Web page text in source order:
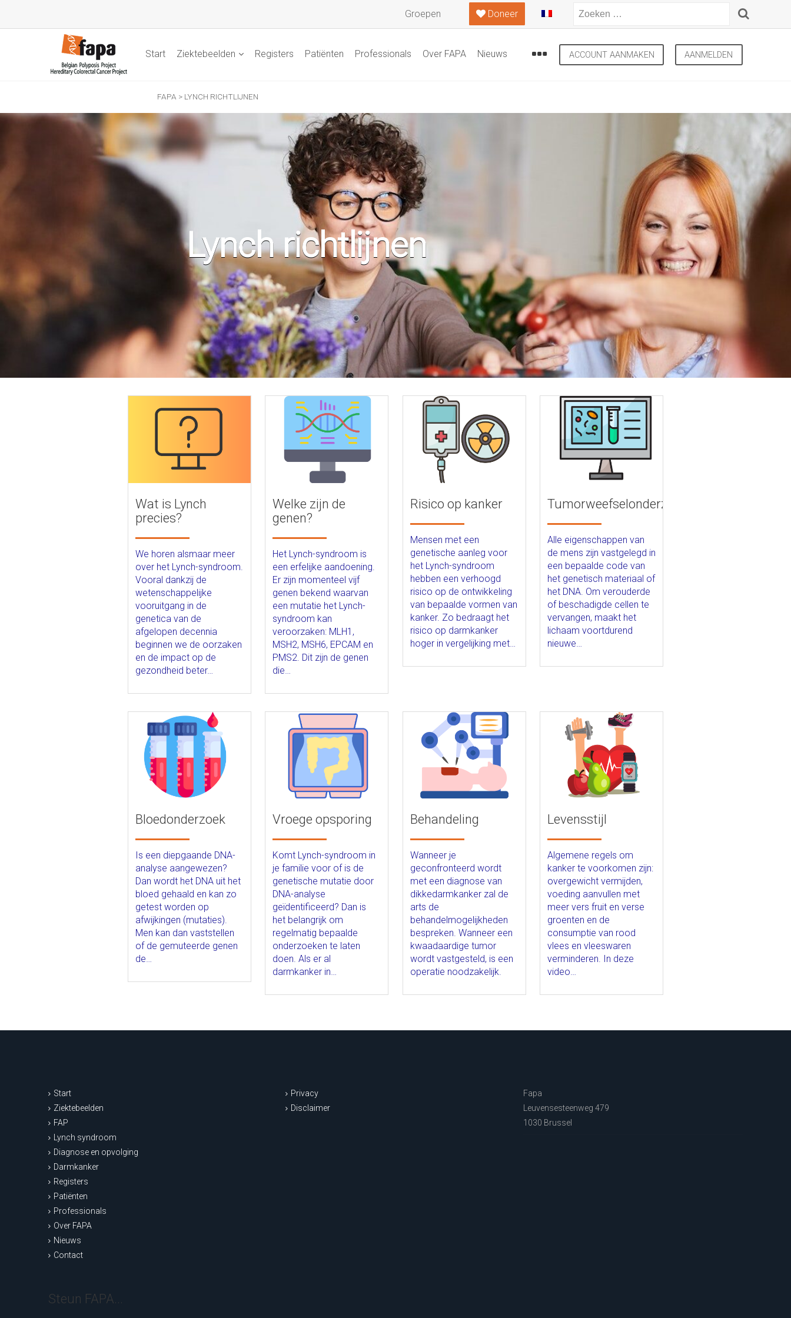
Groepen Doneer
Start Ziektebeelden Registers Patiënten Professionals Over FAPA Nieuws ACCOUNT AANMAKEN AANMELDEN
FAPA > LYNCH RICHTLIJNEN
Lynch richtlijnen
Wat is Lynch
precies?
We horen alsmaar meer
over het Lynch-syndroom.
Vooral dankzij de
wetenschappelijke
vooruitgang in de
genetica van de
afgelopen decennia
beginnen we de oorzaken
en de impact op de
gezondheid beter…
Welke zijn de
genen?
Het Lynch-syndroom is
een erfelijke aandoening.
Er zijn momenteel vijf
genen bekend waarvan
een mutatie het Lynch-
syndroom kan
veroorzaken: MLH1,
MSH2, MSH6, EPCAM en
PMS2. Dit zijn de genen
die…
Risico op kanker
Mensen met een
genetische aanleg voor
het Lynch-syndroom
hebben een verhoogd
risico op de ontwikkeling
van bepaalde vormen van
kanker. Zo bedraagt het
risico op darmkanker
hoger in vergelijking met…
Tumorweefselonderzoek
Alle eigenschappen van
de mens zijn vastgelegd in
een bepaalde code van
het genetisch materiaal of
het DNA. Om verouderde
of beschadigde cellen te
vervangen, maakt het
lichaam voortdurend
nieuwe…
Bloedonderzoek
Is een diepgaande DNA-
analyse aangewezen?
Dan wordt het DNA uit het
bloed gehaald en kan zo
getest worden op
afwijkingen (mutaties).
Men kan dan vaststellen
of de gemuteerde genen
de…
Vroege opsporing
Komt Lynch-syndroom in
je familie voor of is de
genetische mutatie door
DNA-analyse
geïdentificeerd? Dan is
het belangrijk om
regelmatig bepaalde
onderzoeken te laten
doen. Als er al
darmkanker in…
Behandeling
Wanneer je
geconfronteerd wordt
met een diagnose van
dikkedarmkanker zal de
arts de
behandelmogelijkheden
bespreken. Wanneer een
kwaadaardige tumor
wordt vastgesteld, is een
operatie noodzakelijk.
Levensstijl
Algemene regels om
kanker te voorkomen zijn:
overgewicht vermijden,
voeding aanvullen met
meer vers fruit en verse
groenten en de
consumptie van rood
vlees en vleeswaren
verminderen. In deze
video…
Start
Ziektebeelden
FAP
Lynch syndroom
Diagnose en opvolging
Darmkanker
Registers
Patiënten
Professionals
Over FAPA
Nieuws
Contact
Steun FAPA...
Privacy
Disclaimer
Fapa
Leuvensesteenweg 479
1030 Brussel